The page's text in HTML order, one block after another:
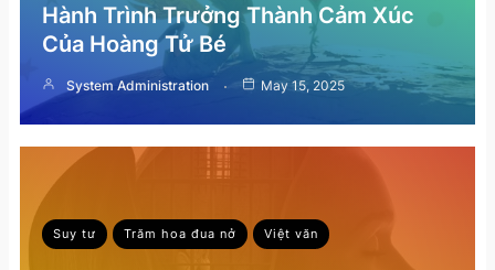
Hành Trình Trưởng Thành Cảm Xúc
Của Hoàng Tử Bé
System Administration May 15, 2025
Suy tư Trăm hoa đua nở Việt văn